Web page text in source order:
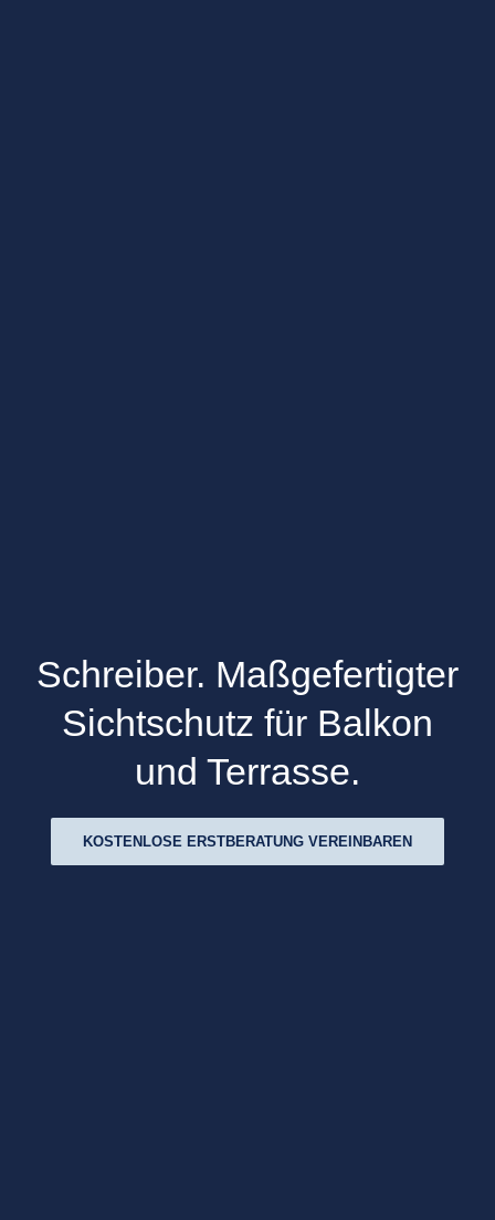
Schreiber. Maßgefertigter
Sichtschutz für Balkon
und Terrasse.
KOSTENLOSE ERSTBERATUNG VEREINBAREN